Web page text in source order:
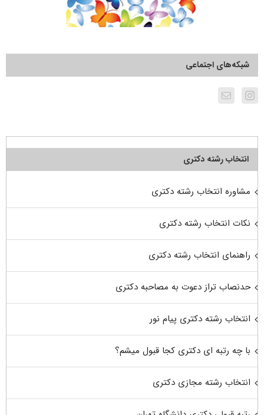
شبکه‌های اجتماعی
انتخاب رشته دکتری
مشاوره انتخاب رشته دکتری
نکات انتخاب رشته دکتری
راهنمای انتخاب رشته دکتری
حدنصاب تراز دعوت به مصاحبه دکتری
انتخاب رشته دکتری پیام نور
با چه رتبه ای دکتری کجا قبول میشم؟
انتخاب رشته مجازی دکتری